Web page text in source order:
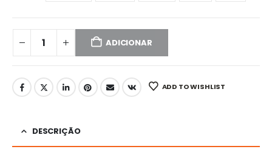
ADICIONAR
ADD TO WISHLIST
DESCRIÇÃO